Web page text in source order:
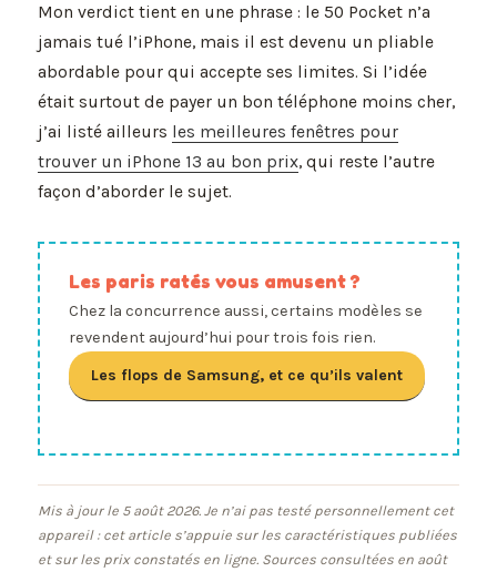
Mon verdict tient en une phrase : le 50 Pocket n’a
jamais tué l’iPhone, mais il est devenu un pliable
abordable pour qui accepte ses limites. Si l’idée
était surtout de payer un bon téléphone moins cher,
j’ai listé ailleurs les meilleures fenêtres pour
trouver un iPhone 13 au bon prix, qui reste l’autre
façon d’aborder le sujet.
Les paris ratés vous amusent ?
Chez la concurrence aussi, certains modèles se
revendent aujourd’hui pour trois fois rien.
Les flops de Samsung, et ce qu’ils valent
Mis à jour le 5 août 2026. Je n’ai pas testé personnellement cet
appareil : cet article s’appuie sur les caractéristiques publiées
et sur les prix constatés en ligne. Sources consultées en août